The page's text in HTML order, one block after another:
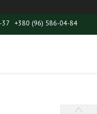
37 +380 (96) 586-04-84